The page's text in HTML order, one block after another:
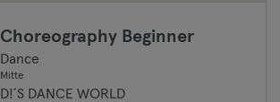
Choreography Beginner
Dance
Mitte
D!´S DANCE WORLD